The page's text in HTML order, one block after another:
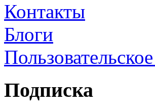
Контакты
Блоги
Подписка